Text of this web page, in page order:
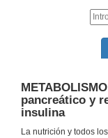
pancreático y
insulina
La nutrición y todos